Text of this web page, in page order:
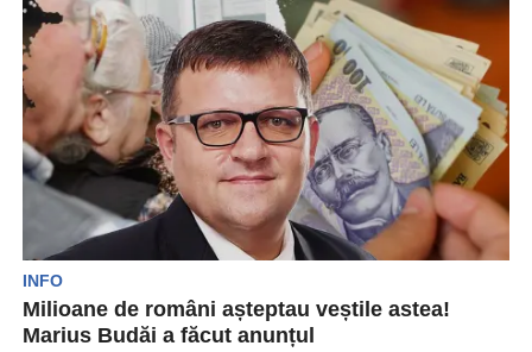
din România, cu un salariu brut de 25.000 de...
INFO
Milioane de români așteptau veștile astea!
Marius Budăi a făcut anunțul